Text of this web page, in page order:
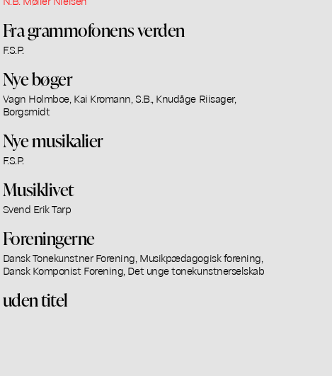
Fra grammofonens verden
F.S.P.
Nye bøger
Vagn Holmboe, Kai Kromann, S.B., Knudåge Riisager,
Borgsmidt
Nye musikalier
F.S.P.
Musiklivet
Svend Erik Tarp
Foreningerne
Dansk Tonekunstner Forening, Musikpædagogisk forening,
Dansk Komponist Forening, Det unge tonekunstnerselskab
uden titel